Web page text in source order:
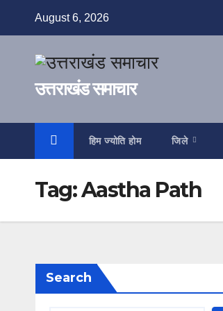
August 6, 2026
उत्तराखंड समाचार
हिम ज्योति होम जिले
Tag:Aastha Path
Search